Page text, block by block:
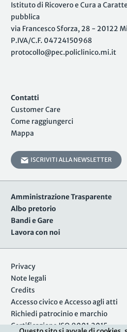
Istituto di Ricovero e Cura a
pubblica
via Francesco Sforza, 28 - 20122
P.IVA/C.F. 04724150968
protocollo@pec.policlinico.mi.it
Contatti
Customer Care
Come raggiungerci
Mappa
ISCRIVITI ALLA NEWSLETTER
Amministrazione Trasparente
Albo pretorio
Bandi e Gare
Lavora con noi
Privacy
Note legali
Credits
Accesso civico e Accesso agli atti
Richiedi patrocinio e marchio
Certificazione ISO 9001:2015